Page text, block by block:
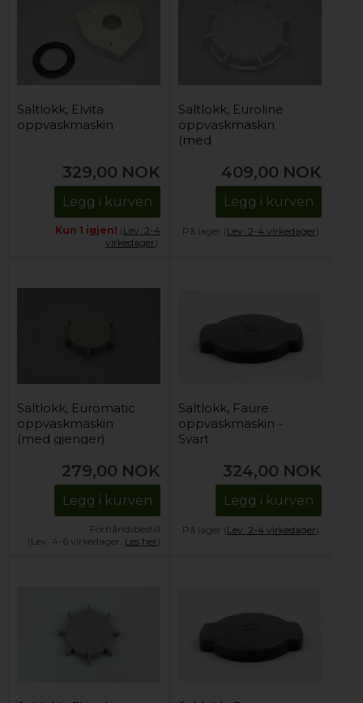
Saltlokk, Elvita
oppvaskmaskin
329,00 NOK
Legg i kurven
Kun 1 igjen! (Lev. 2-4
virkedager).
Saltlokk, Euroline
oppvaskmaskin
(med
409,00 NOK
Legg i kurven
På lager (Lev. 2-4 virkedager).
Saltlokk, Euromatic
oppvaskmaskin
(med gjenger)
279,00 NOK
Legg i kurven
Forhåndsbestill
(Lev. 4-6 virkedager. Les her)
Saltlokk, Faure
oppvaskmaskin -
Svart
324,00 NOK
Legg i kurven
På lager (Lev. 2-4 virkedager).